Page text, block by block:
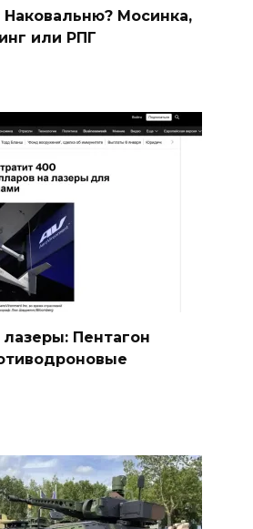
Наковальню? Мосинка,
или РПГ
Пентагон